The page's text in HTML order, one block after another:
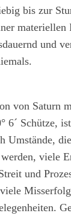
bis zur
materiellen
und
von Saturn
6´ Schütze,
Umstände,
viele
und